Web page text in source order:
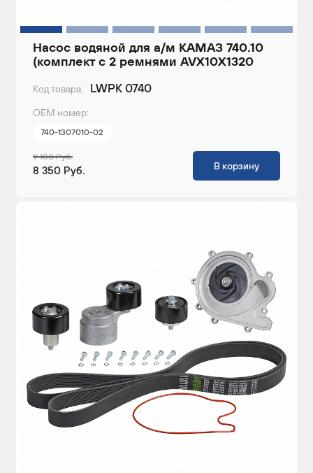
Насос водяной для а/м КАМАЗ 740.10
(комплект с 2 ремнями AVX10X1320
Код товара: LWPK 0740
ОЕМ номер:
740-1307010-02
9 100 Руб.
8 350 Руб. В корзину